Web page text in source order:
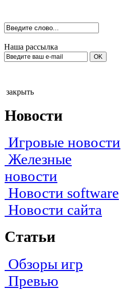
Наша рассылка
закрыть
Новости
Игровые новости
Железные
новости
Новости software
Новости сайта
Статьи
Обзоры игр
Превью